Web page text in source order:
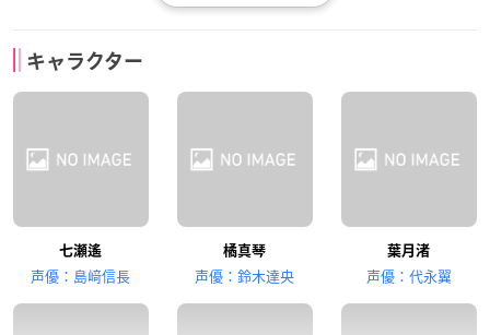
竜ヶ崎怜
宮田幸季
似鳥愛一郎
鈴村健一
御子柴百太郎
渡辺明乃
松岡江
キャラクター
七瀬遙
声優：島﨑信長
橘真琴
声優：鈴木達央
葉月渚
声優：代永翼